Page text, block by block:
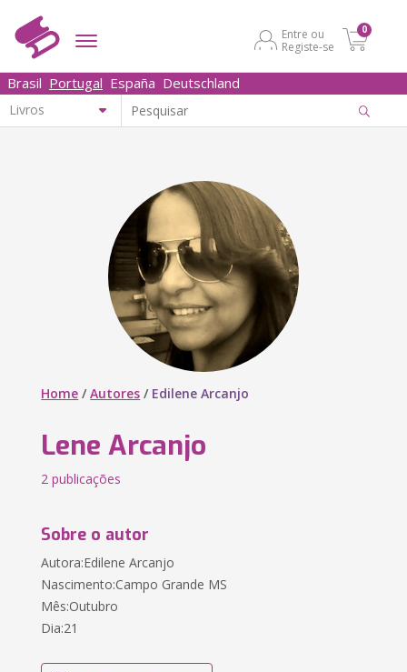
Entre ou
Registe-se
0
Brasil Portugal España Deutschland
Home /Autores / Edilene Arcanjo
Lene Arcanjo
2 publicações
Sobre o autor
Autora:Edilene Arcanjo
Nascimento:Campo Grande MS
Mês:Outubro
Dia:21